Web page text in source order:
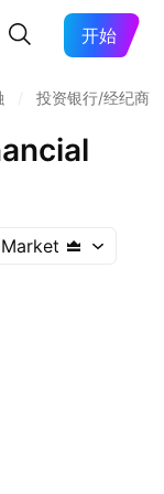
开始
投资银行/经纪商